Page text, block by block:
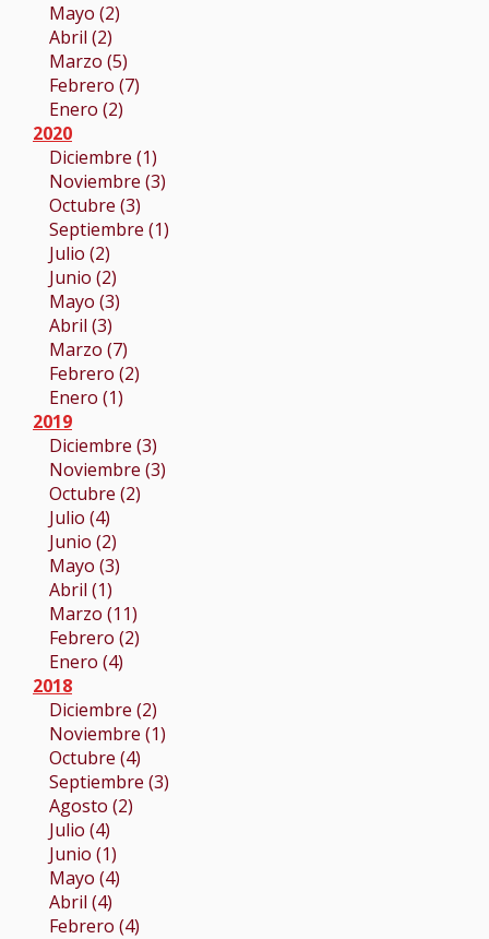
Mayo (2)
Abril (2)
Marzo (5)
Febrero (7)
Enero (2)
2020
Diciembre (1)
Noviembre (3)
Octubre (3)
Septiembre (1)
Julio (2)
Junio (2)
Mayo (3)
Abril (3)
Marzo (7)
Febrero (2)
Enero (1)
2019
Diciembre (3)
Noviembre (3)
Octubre (2)
Julio (4)
Junio (2)
Mayo (3)
Abril (1)
Marzo (11)
Febrero (2)
Enero (4)
2018
Diciembre (2)
Noviembre (1)
Octubre (4)
Septiembre (3)
Agosto (2)
Julio (4)
Junio (1)
Mayo (4)
Abril (4)
Febrero (4)